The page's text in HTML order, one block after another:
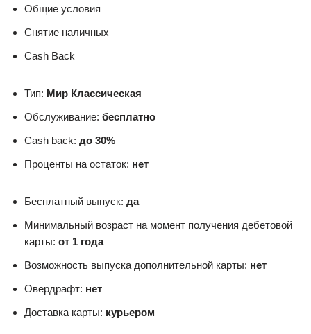
Общие условия
Снятие наличных
Cash Back
Тип: Мир Классическая
Обслуживание: бесплатно
Cash back: до 30%
Проценты на остаток: нет
Бесплатный выпуск: да
Минимальный возраст на момент получения дебетовой
карты: от 1 года
Возможность выпуска дополнительной карты: нет
Овердрафт: нет
Доставка карты: курьером